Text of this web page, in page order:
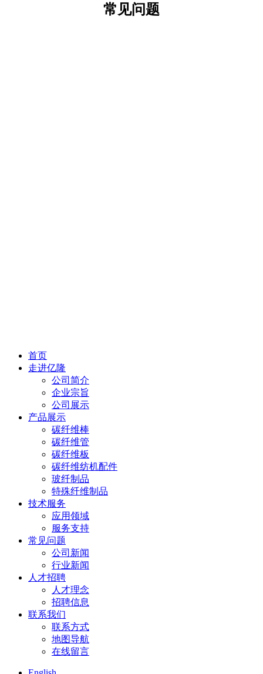
常见问题
首页
走进亿隆
公司简介
企业宗旨
公司展示
产品展示
碳纤维棒
碳纤维管
碳纤维板
碳纤维纺机配件
玻纤制品
特殊纤维制品
技术服务
应用领域
服务支持
常见问题
公司新闻
行业新闻
人才招聘
人才理念
招聘信息
联系我们
联系方式
地图导航
在线留言